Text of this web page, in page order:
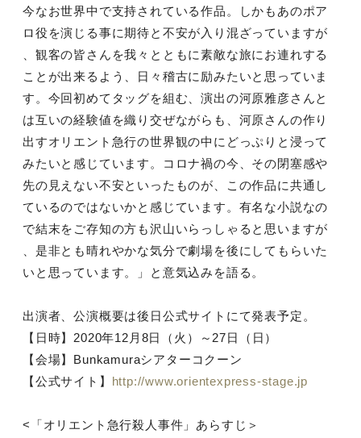
今なお世界中で支持されている作品。しかもあのポア
ロ役を演じる事に期待と不安が入り混ざっていますが
、観客の皆さんを我々とともに素敵な旅にお連れする
ことが出来るよう、日々稽古に励みたいと思っていま
す。今回初めてタッグを組む、演出の河原雅彦さんと
は互いの経験値を織り交ぜながらも、河原さんの作り
出すオリエント急行の世界観の中にどっぷりと浸って
みたいと感じています。コロナ禍の今、その閉塞感や
先の見えない不安といったものが、この作品に共通し
ているのではないかと感じています。有名な小説なの
で結末をご存知の方も沢山いらっしゃると思いますが
、是非とも晴れやかな気分で劇場を後にしてもらいた
いと思っています。」と意気込みを語る。
出演者、公演概要は後日公式サイトにて発表予定。
【日時】2020年12月8日（火）～27日（日）
【会場】Bunkamuraシアターコクーン
【公式サイト】 http://www.orientexpress-stage.jp
<「オリエント急行殺人事件」あらすじ＞